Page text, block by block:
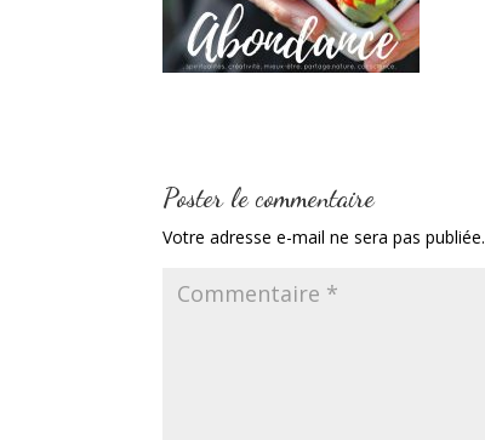
Poster le commentaire
Votre adresse e-mail ne sera pas publiée.